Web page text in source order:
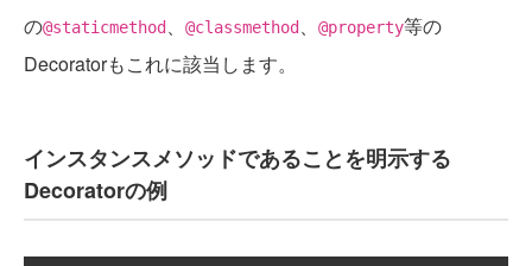
の@staticmethod 、 @classmethod 、 @property等の
Decoratorもこれに該当します。
インスタンスメソッドであることを明示する
Decoratorの例